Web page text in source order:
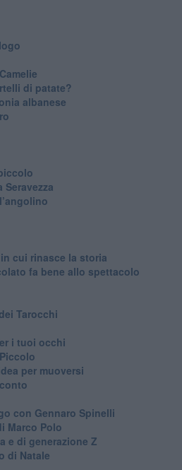
di patate?
albanese
cui rinasce la storia
fa bene allo spettacolo
Tarocchi
i tuoi occhi
per muoversi
con Gennaro Spinelli
Marco Polo
e di generazione Z
di Natale